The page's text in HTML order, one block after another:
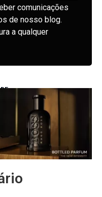
comunicações
de nosso blog.
a qualquer